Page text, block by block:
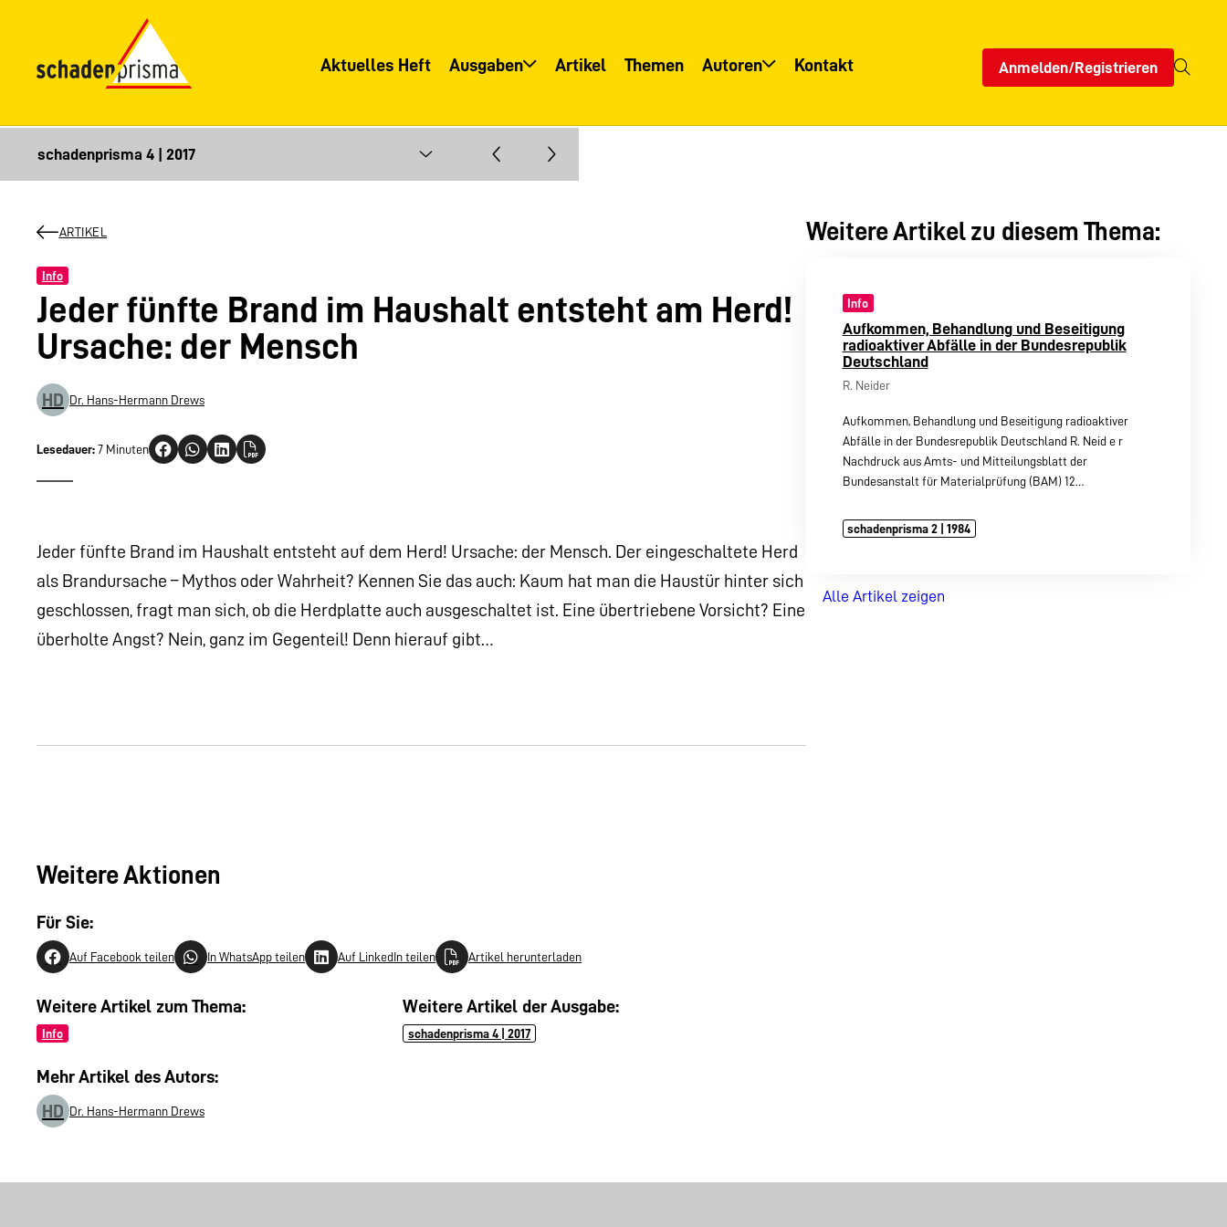
Aktuelles Heft Ausgaben
Informationsservice
Artikel Themen Autoren Kontakt Anmelden/Registrieren
ARTIKEL
Info
Jeder fünfte Brand im Haushalt entsteht am Herd!
Ursache: der Mensch
HD Dr. Hans-Hermann Drews
Lesedauer: 7 Minuten
Jeder fünfte Brand im Haushalt entsteht auf dem Herd! Ursache: der Mensch. Der eingeschaltete Herd
als Brandursache – Mythos oder Wahrheit? Kennen Sie das auch: Kaum hat man die Haustür hinter sich
geschlossen, fragt man sich, ob die Herdplatte auch ausgeschaltet ist. Eine übertriebene Vorsicht? Eine
überholte Angst? Nein, ganz im Gegenteil! Denn hierauf gibt…
Weitere Aktionen
Für Sie:
Auf Facebook teilen In WhatsApp teilen Auf LinkedIn teilen Artikel herunterladen
Weitere Artikel zum Thema:
Info
Weitere Artikel der Ausgabe:
schadenprisma 4 | 2017
Mehr Artikel des Autors:
HD
Dr. Hans-Hermann Drews
Weitere Artikel zu diesem Thema:
Info
Aufkommen, Behandlung und Beseitigung
radioaktiver Abfälle in der Bundesrepublik
Deutschland
R. Neider
Aufkommen, Behandlung und Beseitigung radioaktiver
Abfälle in der Bundesrepublik Deutschland R. Neid e r
Nachdruck aus Amts- und Mitteilungsblatt der
Bundesanstalt für Materialprüfung (BAM) 12…
schadenprisma 2 | 1984
Alle Artikel zeigen